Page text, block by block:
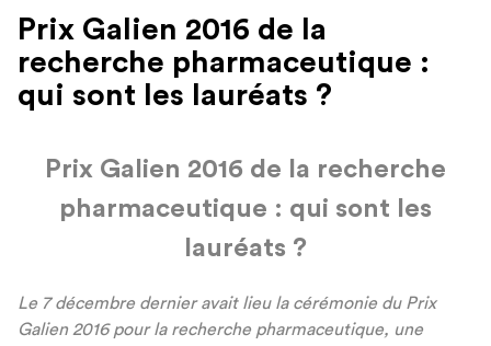
Prix Galien 2016 de la
recherche pharmaceutique :
qui sont les lauréats ?
Prix Galien 2016 de la recherche
pharmaceutique : qui sont les
lauréats ?
Le 7 décembre dernier avait lieu la cérémonie du Prix
Galien 2016 pour la recherche pharmaceutique, une